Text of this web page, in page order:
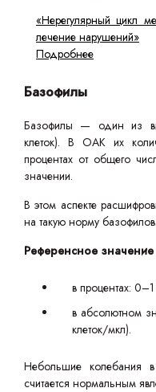
«Нерегулярный цикл
лечение нарушений»
Подробнее
Базофилы
Базофилы — один из
клеток). В ОАК их
процентах от общего
значении.
В этом аспекте
на такую норму базофилов.
Референсное значение
в процентах:
в абсолютном
клеток/мкл).
Небольшие колебания
считается нормальным